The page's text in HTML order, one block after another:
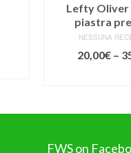
Lefty Oliver
piastra
NESSUNA
20,00€ –
FWS on